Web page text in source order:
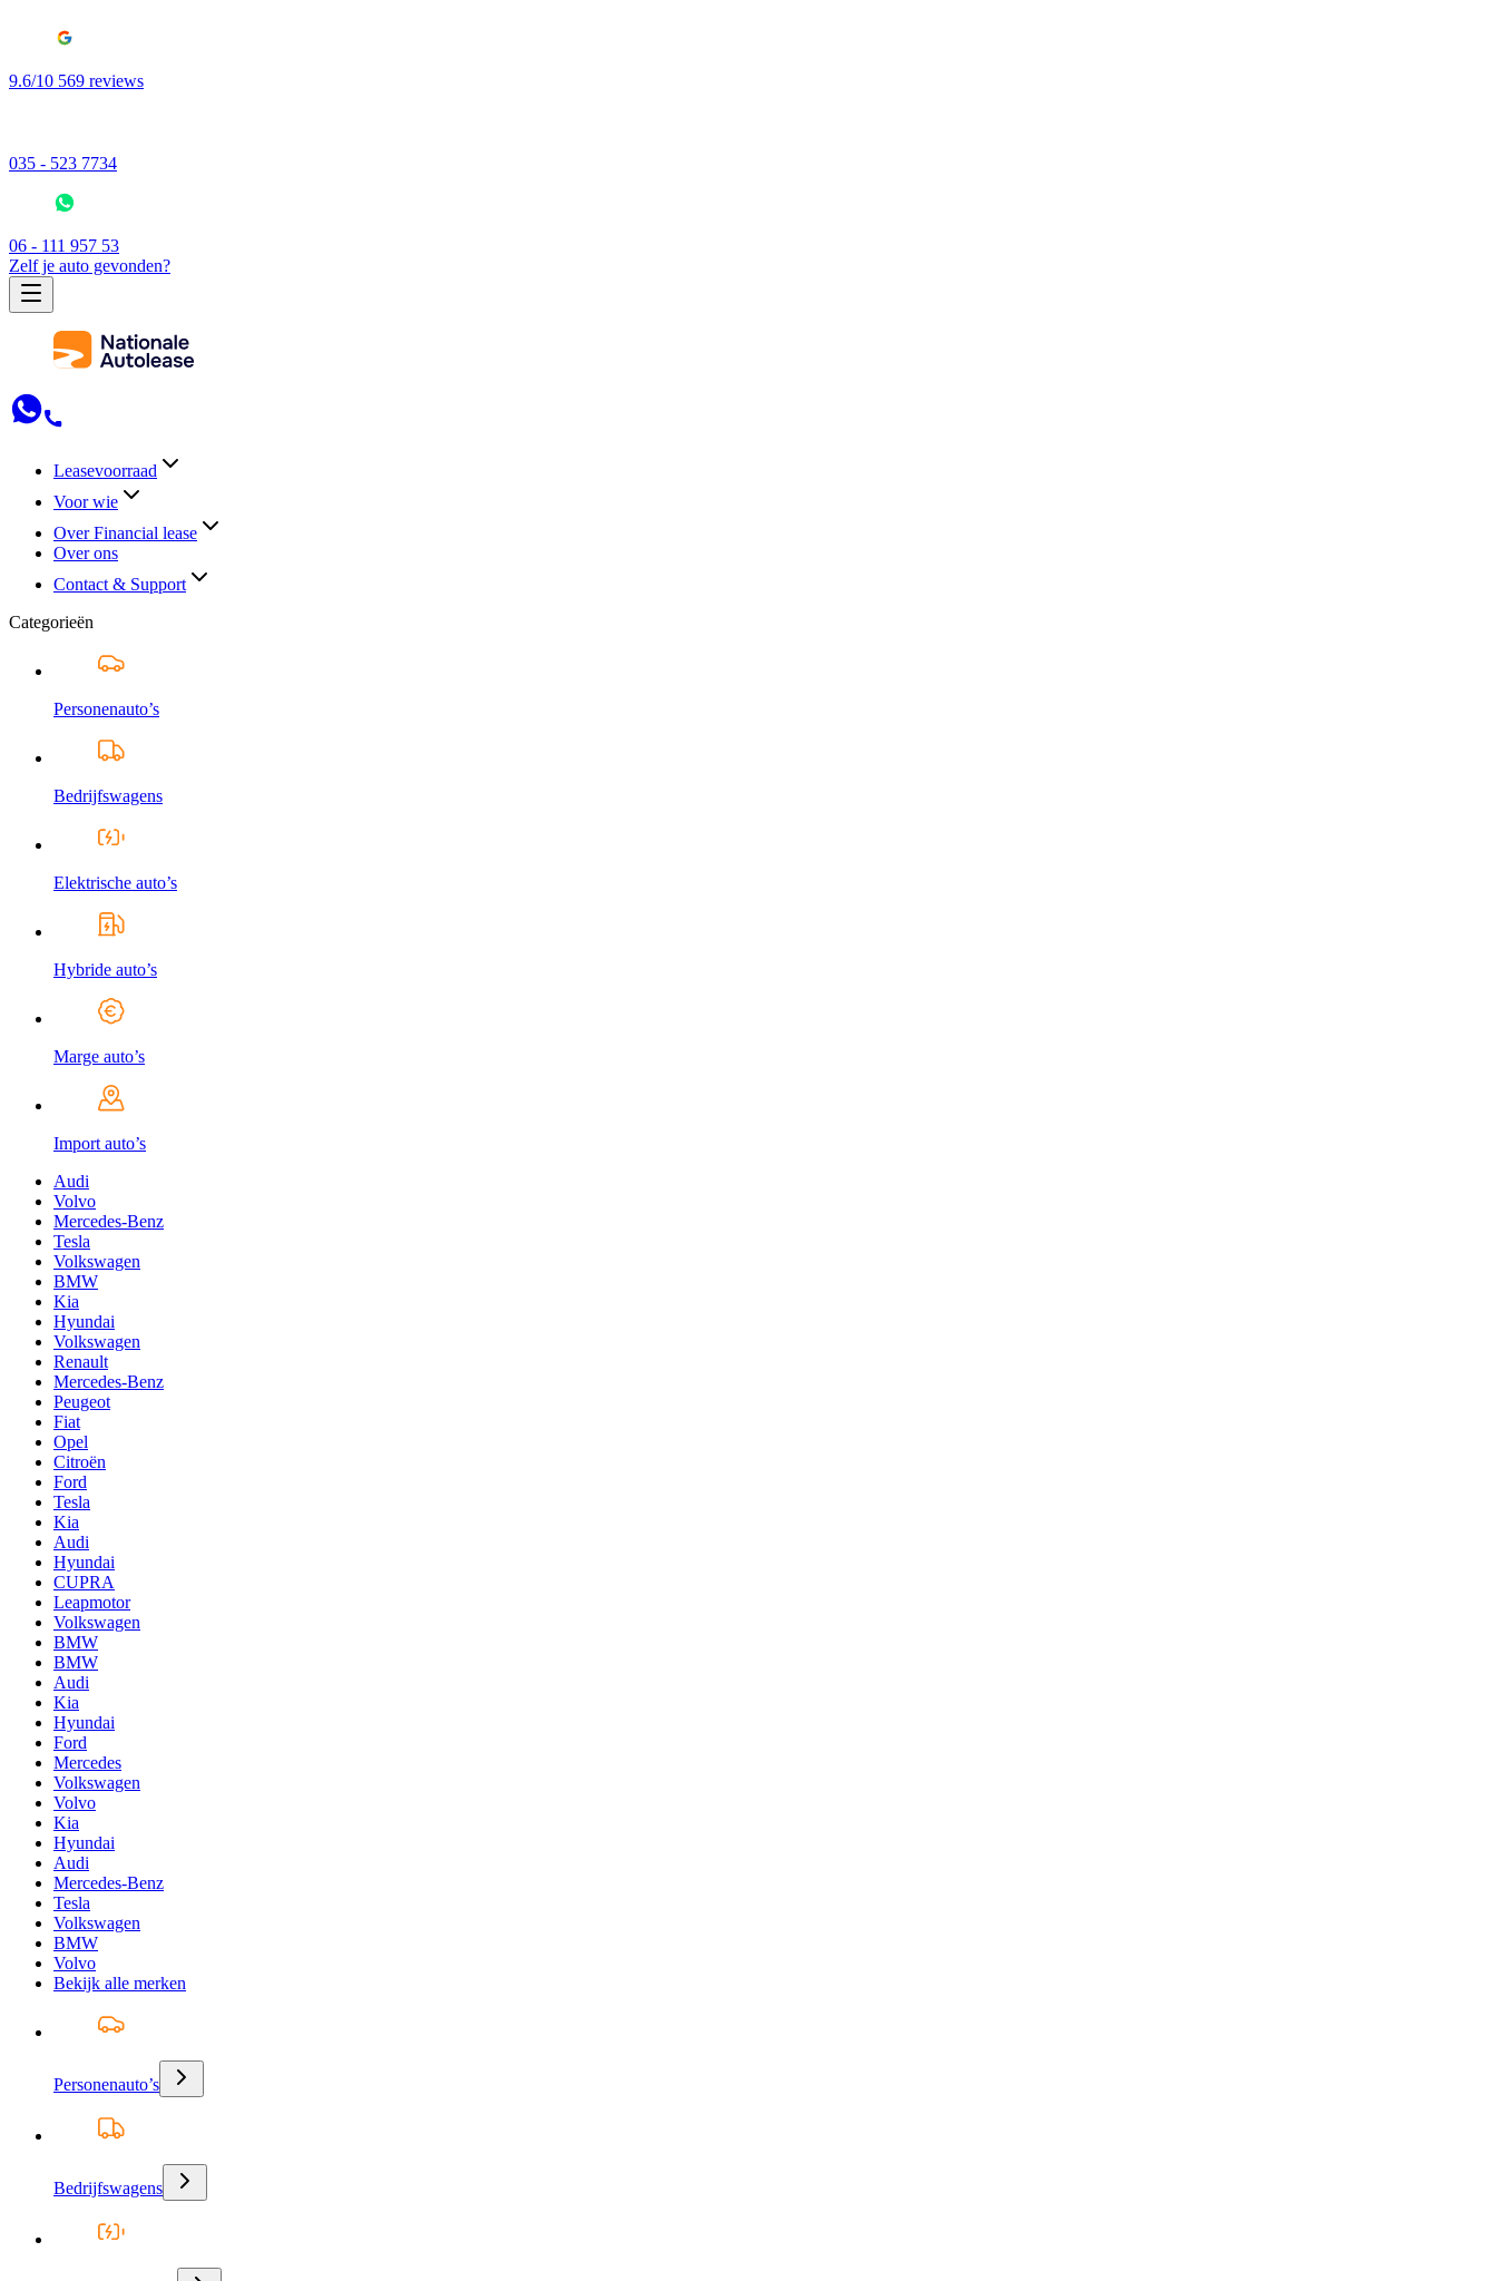
9.6/10 569 reviews
035 - 523 7734
06 - 111 957 53
Zelf je auto gevonden?
Leasevoorraad
Voor wie
Over Financial lease
Over ons
Contact & Support
Categorieën
Personenauto’s
Bedrijfswagens
Elektrische auto’s
Hybride auto’s
Marge auto’s
Import auto’s
Audi
Volvo
Mercedes-Benz
Tesla
Volkswagen
BMW
Kia
Hyundai
Volkswagen
Renault
Mercedes-Benz
Peugeot
Fiat
Opel
Citroën
Ford
Tesla
Kia
Audi
Hyundai
CUPRA
Leapmotor
Volkswagen
BMW
BMW
Audi
Kia
Hyundai
Ford
Mercedes
Volkswagen
Volvo
Kia
Hyundai
Audi
Mercedes-Benz
Tesla
Volkswagen
BMW
Volvo
Bekijk alle merken
Personenauto’s
Bedrijfswagens